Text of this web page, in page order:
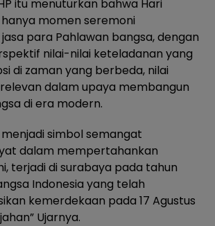
itu menuturkan bahwa Hari
momen seremoni
para Pahlawan bangsa, dengan
nilai-nilai keteladanan yang
di zaman yang berbeda, nilai
dalam upaya membangun
di era modern.
simbol semangat
dalam mempertahankan
terjadi di surabaya pada tahun
Indonesia yang telah
kemerdekaan pada 17 Agustus
Ujarnya.